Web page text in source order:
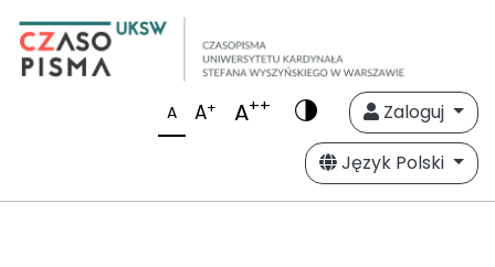
A A+ A++
Zaloguj
Język Polski